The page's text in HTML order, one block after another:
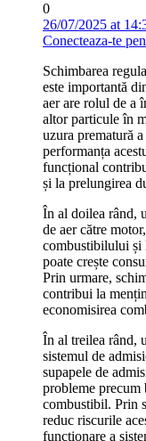
0
26/07/2025 at
Conecteaza-te
Schimbarea
este importantă
aer are rolul de a
altor particule în
uzura prematură
performanța
funcțional
și la prelungirea
În al doilea rând,
de aer către
combustibilului și
poate crește
Prin urmare,
contribui la
economisirea
În al treilea rând,
sistemul de
supapele de
probleme precum
combustibil. Prin
reduc riscurile
funcționare a